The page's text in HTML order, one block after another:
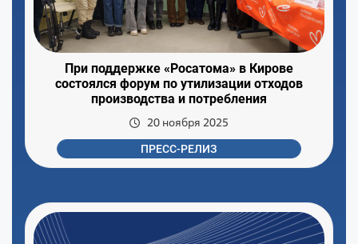
При поддержке «Росатома» в Кирове
состоялся форум по утилизации отходов
производства и потребления
20 ноября 2025
ПРЕСС-РЕЛИЗ